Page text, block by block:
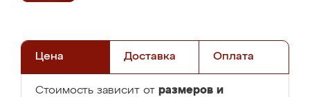
Цена Доставка Оплата
Стоимость зависит от размеров и